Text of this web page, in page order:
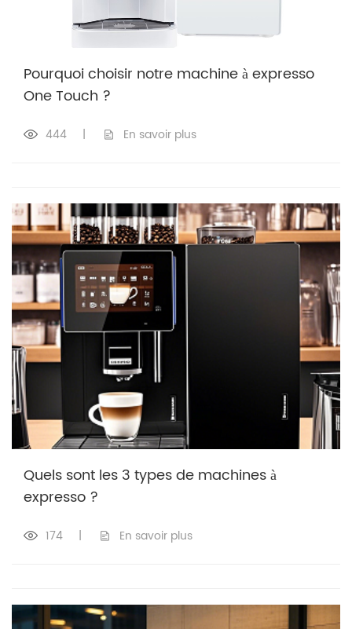
Pourquoi choisir notre machine à expresso
One Touch ?
444 | En savoir plus
Quels sont les 3 types de machines à
expresso ?
174 | En savoir plus